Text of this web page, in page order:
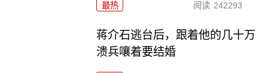
最热 阅读 242293
蒋介石逃台后，跟着他的几十万
溃兵嚷着要结婚